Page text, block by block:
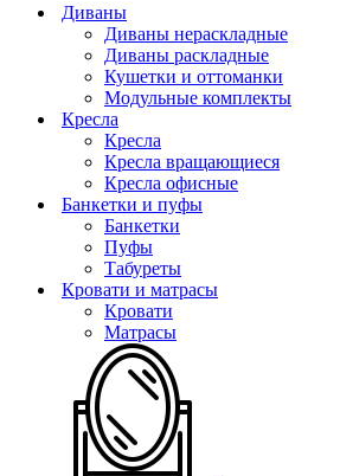
Диваны
Диваны нераскладные
Диваны раскладные
Кушетки и оттоманки
Модульные комплекты
Кресла
Кресла
Кресла вращающиеся
Кресла офисные
Банкетки и пуфы
Банкетки
Пуфы
Табуреты
Кровати и матрасы
Кровати
Матрасы